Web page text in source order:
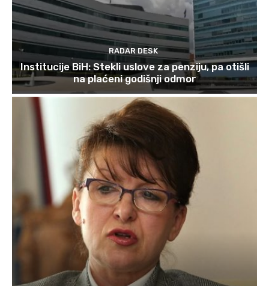
RADAR DESK
Institucije BiH: Stekli uslove za penziju, pa otišli
na plaćeni godišnji odmor